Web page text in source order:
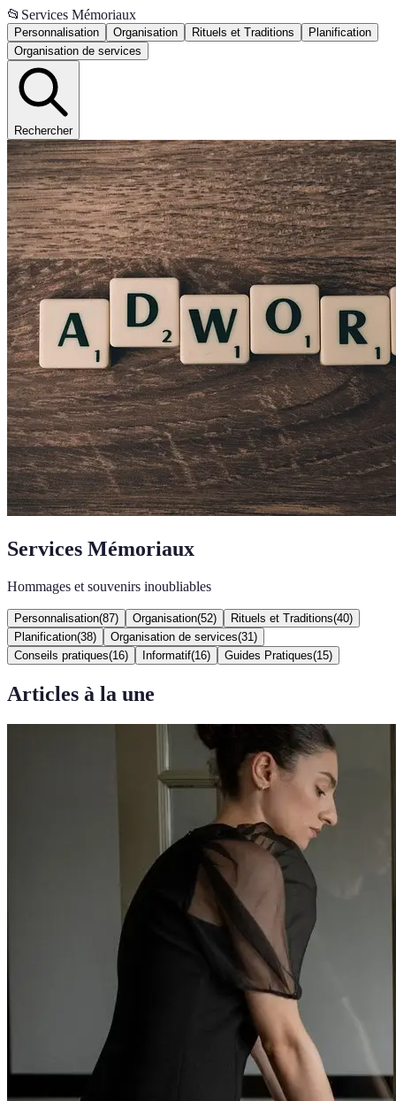
📂 Services Mémoriaux
Personnalisation Organisation Rituels et Traditions
Planification
Organisation de services
Rechercher
Services Mémoriaux
Hommages et souvenirs inoubliables
Personnalisation(87) Organisation(52) Rituels et Traditions(40)
Planification(38) Organisation de services(31 )
Conseils pratiques(16) Informatif(16) Guides Pratiques(15)
Articles à la une